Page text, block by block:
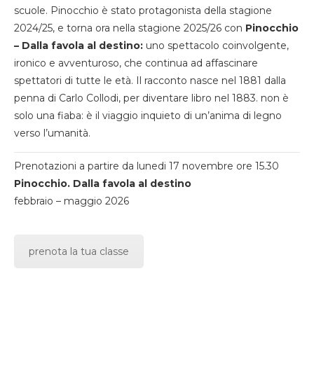
scuole. Pinocchio è stato protagonista della stagione
2024/25, e torna ora nella stagione 2025/26 con Pinocchio
– Dalla favola al destino: uno spettacolo coinvolgente,
ironico e avventuroso, che continua ad affascinare
spettatori di tutte le età. Il racconto nasce nel 1881 dalla
penna di Carlo Collodi, per diventare libro nel 1883. non è
solo una fiaba: è il viaggio inquieto di un’anima di legno
verso l’umanità.
Prenotazioni a partire da lunedi 17 novembre ore 15.30
Pinocchio. Dalla favola al destino
febbraio – maggio 2026
prenota la tua classe